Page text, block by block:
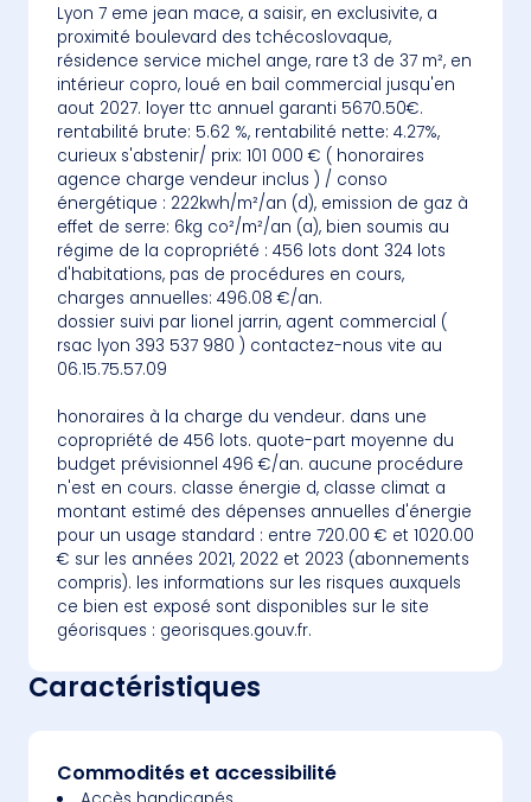
lyon 7 eme jean mace, a saisir, en exclusivite, a
proximité boulevard des tchécoslovaque,
résidence service michel ange, rare t3 de 37 m², en
intérieur copro, loué en bail commercial jusqu'en
aout 2027. loyer ttc annuel garanti 5670.50€.
rentabilité brute: 5.62 %, rentabilité nette: 4.27%,
curieux s'abstenir/ prix: 101 000 € ( honoraires
agence charge vendeur inclus ) / conso
énergétique : 222kwh/m²/an (d), emission de gaz à
effet de serre: 6kg co²/m²/an (a), bien soumis au
régime de la copropriété : 456 lots dont 324 lots
d'habitations, pas de procédures en cours,
charges annuelles: 496.08 €/an.
dossier suivi par lionel jarrin, agent commercial (
rsac lyon 393 537 980 ) contactez-nous vite au
06.15.75.57.09
honoraires à la charge du vendeur. dans une
copropriété de 456 lots. quote-part moyenne du
budget prévisionnel 496 €/an. aucune procédure
n'est en cours. classe énergie d, classe climat a
montant estimé des dépenses annuelles d'énergie
pour un usage standard : entre 720.00 € et 1020.00
€ sur les années 2021, 2022 et 2023 (abonnements
compris). les informations sur les risques auxquels
ce bien est exposé sont disponibles sur le site
géorisques : georisques.gouv.fr.
Caractéristiques
Commodités et accessibilité